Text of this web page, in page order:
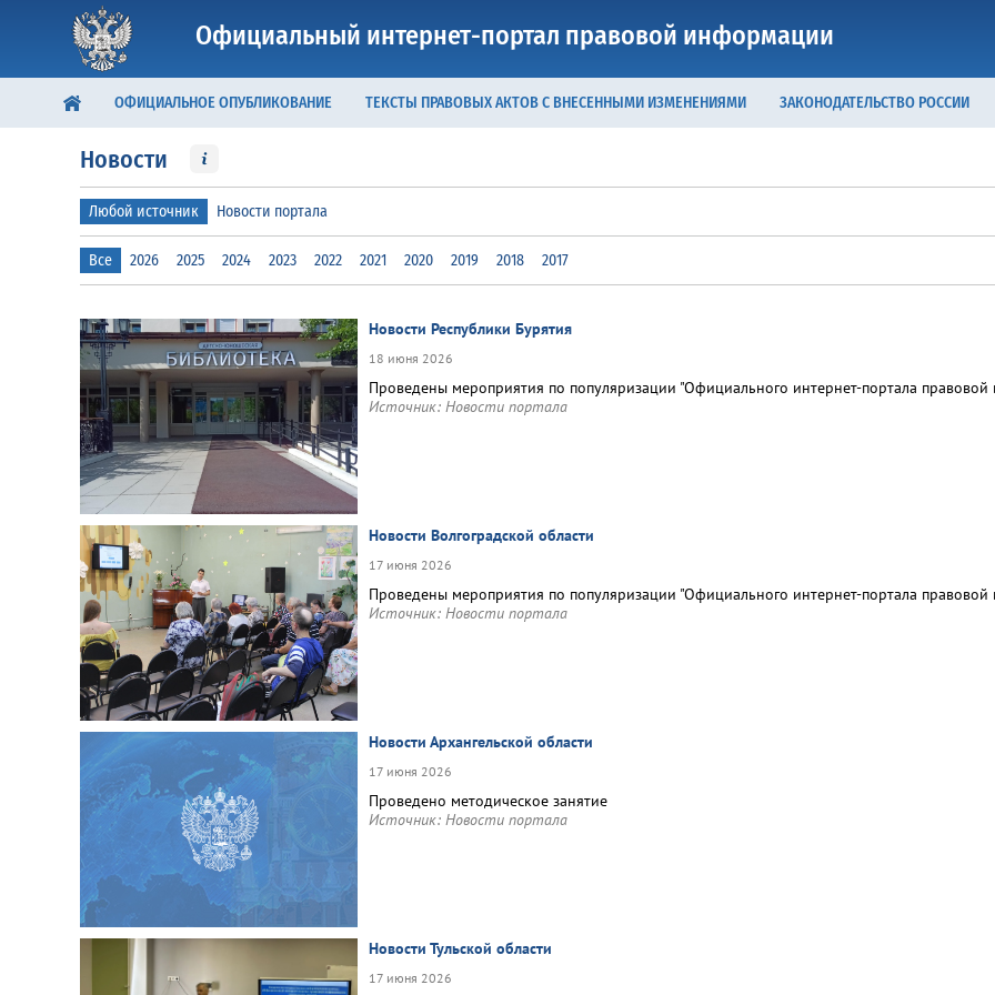
Официальный интернет-портал правовой информации
ОФИЦИАЛЬНОЕ ОПУБЛИКОВАНИЕ ТЕКСТЫ ПРАВОВЫХ АКТОВ С ВНЕСЕННЫМИ ИЗМЕНЕНИЯМИ ЗАКОНОДАТЕЛЬСТВО РОССИИ
Новости
Любой источник Новости портала
Все 2026 2025 2024 2023 2022 2021 2020 2019 2018 2017
Новости Республики Бурятия
18 июня 2026
Проведены мероприятия по популяризации "Официального интернет-портала
Источник: Новости портала
Новости Волгоградской области
17 июня 2026
Проведены мероприятия по популяризации "Официального интернет-портала
Источник: Новости портала
Новости Архангельской области
17 июня 2026
Проведено методическое занятие
Источник: Новости портала
Новости Тульской области
17 июня 2026